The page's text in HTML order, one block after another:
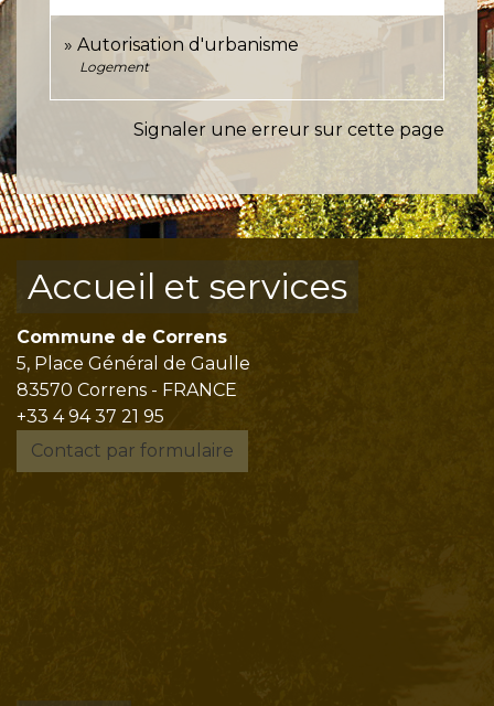
Autorisation d'urbanisme
Logement
Signaler une erreur sur cette page
Accueil et services
Commune de Correns
5, Place Général de Gaulle
83570 Correns - FRANCE
+33 4 94 37 21 95
Contact par formulaire